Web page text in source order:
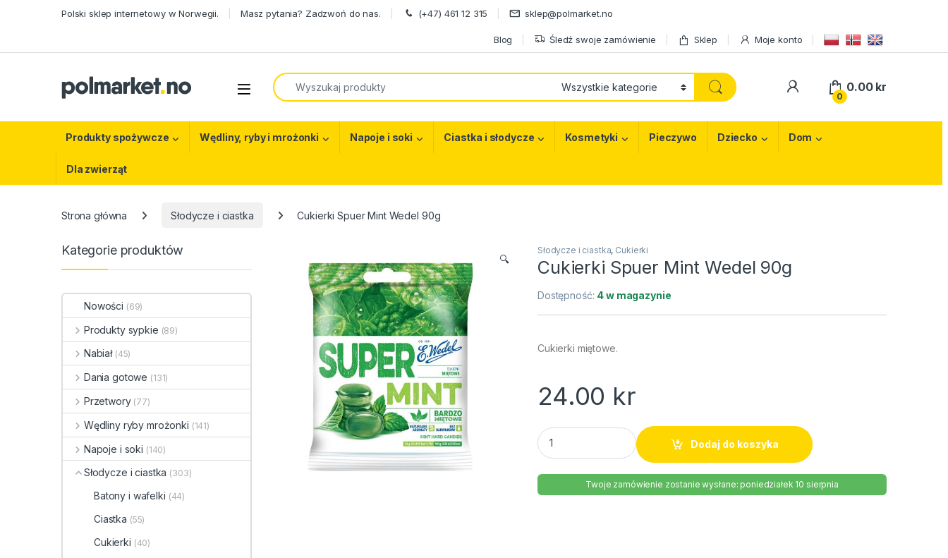
Polski sklep internetowy w Norwegii. Masz pytania? Zadzwoń do nas. (+47) 461 12 315 sklep@polmarket.no
Blog Śledź swoje zamówienie Sklep Moje konto
Open
Search for:
My Account
0
0.00 kr
Produkty spożywcze Wędliny, ryby i mrożonki Napoje i soki Ciastka i słodycze Kosmetyki Pieczywo Dziecko Dom
Dla zwierząt
Strona główna Słodycze i ciastka Cukierki Spuer Mint Wedel 90g
🔍
Słodycze i ciastka, Cukierki
Cukierki Spuer Mint Wedel 90g
Dostępność: 4 w magazynie
Cukierki miętowe.
24.00 kr
Cukierki Spuer Mint Wedel 90g quantity
Dodaj do koszyka
Twoje zamówienie zostanie wysłane: poniedziałek 10 sierpnia
Kategorie produktów
Nowości (69)
Produkty sypkie (89)
Nabiał (45)
Dania gotowe (131)
Przetwory (77)
Wędliny ryby mrożonki (141)
Napoje i soki (140)
Słodycze i ciastka (303)
Batony i wafelki (44)
Ciastka (55)
Cukierki (40)